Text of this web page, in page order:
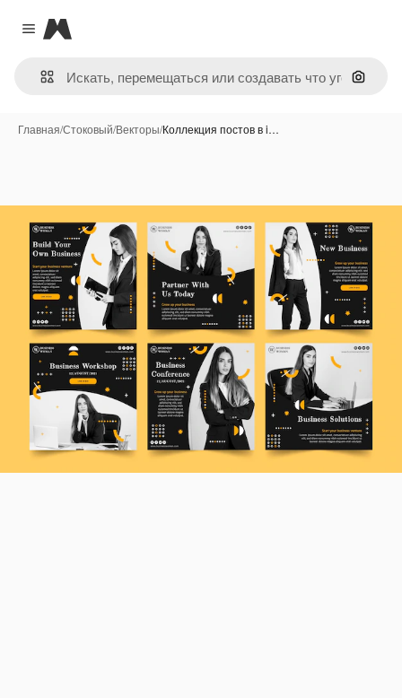
Close menu
Magnific
Поиск
Главная/Стоковый/Векторы/Коллекция постов в i…